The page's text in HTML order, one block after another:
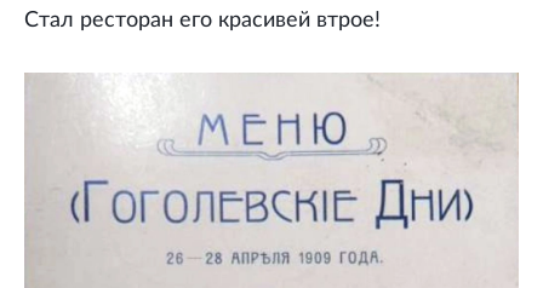
Стал ресторан его красивей втрое!